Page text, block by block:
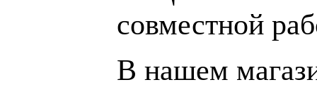
совместной
В нашем